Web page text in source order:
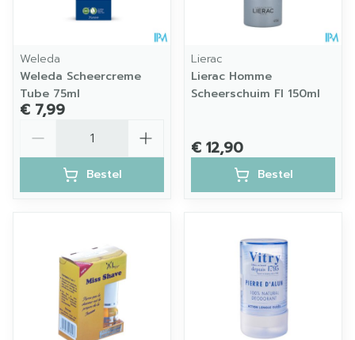
Weleda
Weleda Scheercreme
Tube 75ml
€ 7,99
Bestel
Lierac
Lierac Homme
Scheerschuim Fl 150ml
€ 12,90
Bestel